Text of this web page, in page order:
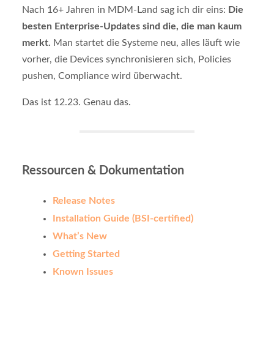
Nach 16+ Jahren in MDM-Land sag ich dir eins: Die
besten Enterprise-Updates sind die, die man kaum
merkt. Man startet die Systeme neu, alles läuft wie
vorher, die Devices synchronisieren sich, Policies
pushen, Compliance wird überwacht.
Das ist 12.23. Genau das.
Ressourcen & Dokumentation
Release Notes
Installation Guide (BSI-certified)
What’s New
Getting Started
Known Issues